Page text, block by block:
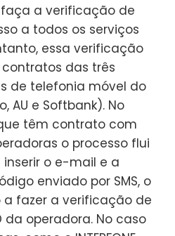
faça a verificação de
a todos os serviços
essa verificação
das três
de telefonia móvel do
AU e Softbank). No
têm contrato com
o processo flui
o e-mail e a
enviado por SMS, o
a fazer a verificação de
operadora. No caso